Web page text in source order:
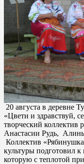
20 августа в деревне
«Цвети и здравствуй,
творческий коллектив
Анастасии Рудь,
Коллектив
культуры подготовил
которую с теплотой